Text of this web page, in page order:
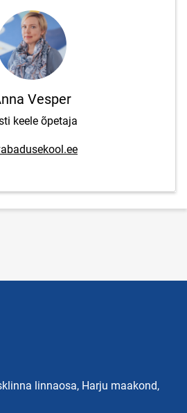
Vesper
keele õpetaja
linnaosa, Harju maakond,